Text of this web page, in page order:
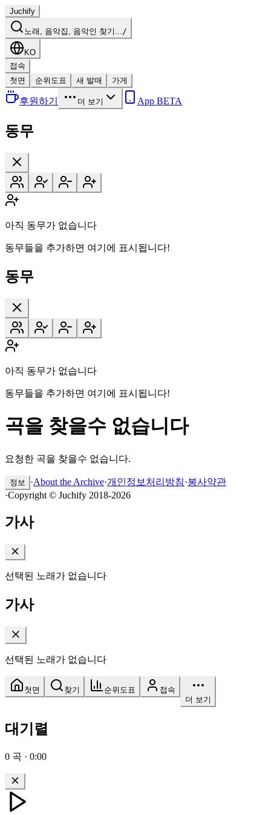
Juchify
노래, 음악집, 음악인 찾기.../
KO
접속
첫면
순위도표 새 발매 가게
후원하기 더 보기 App BETA
동무
아직 동무가 없습니다
동무들을 추가하면 여기에 표시됩니다!
동무
아직 동무가 없습니다
동무들을 추가하면 여기에 표시됩니다!
곡을 찾을수 없습니다
요청한 곡을 찾을수 없습니다.
정보 ·About the Archive·개인정보처리방침·봉사약관
·Copyright © Juchify 2018-2026
가사
선택된 노래가 없습니다
가사
선택된 노래가 없습니다
첫면 찾기 순위도표
접속
더 보기
대기렬
0 곡 · 0:00